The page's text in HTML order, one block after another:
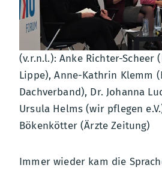
(v.r.n.l.): Anke Richter-Scheer
Lippe), Anne-Kathrin Klemm
Dachverband), Dr. Johanna
Ursula Helms (wir pflegen
Bökenkötter (Ärzte Zeitung)
Immer wieder kam die